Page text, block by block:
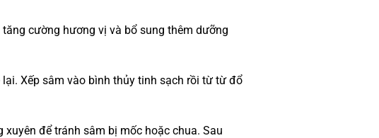
cường hương vị và bổ sung thêm dưỡng
Xếp sâm vào bình thủy tinh sạch rồi từ từ đổ
để tránh sâm bị mốc hoặc chua. Sau